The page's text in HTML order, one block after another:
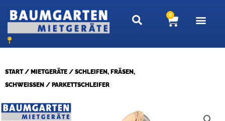
Inhalt
springen
0
START/ MIETGERÄTE / SCHLEIFEN, FRÄSEN,
SCHWEISSEN
/ PARKETTSCHLEIFER